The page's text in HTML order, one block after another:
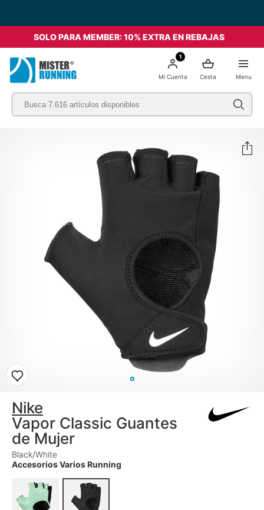
SOLO PARA MEMBER: 10% EXTRA EN REBAJAS
Menu
Cesta
1
Mi Cuenta
Nike
Vapor Classic Guantes
de Mujer
Black/White
Accesorios Varios Running